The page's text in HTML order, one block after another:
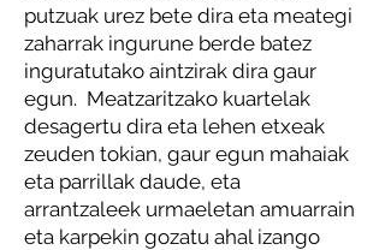
putzuak urez bete dira eta meategi
zaharrak ingurune berde batez
inguratutako aintzirak dira gaur
egun. Meatzaritzako kuartelak
desagertu dira eta lehen etxeak
zeuden tokian, gaur egun mahaiak
eta parrillak daude, eta
arrantzaleek urmaeletan amuarrain
eta karpekin gozatu ahal izango